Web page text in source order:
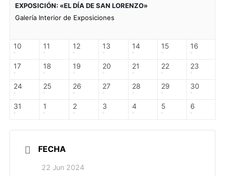
EXPOSICIÓN: «EL DÍA DE SAN LORENZO»
Galería Interior de Exposiciones
10 11 12 13 14 15 16
17 18 19 20 21 22 23
24 25 26 27 28 29 30
31 1 2 3 4 5 6
FECHA
22 Jun 2024